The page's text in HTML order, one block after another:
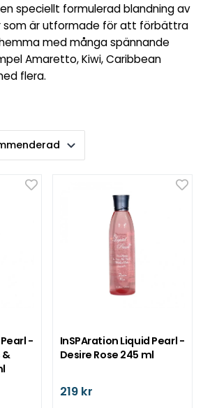
en speciellt formulerad blandning av
är utformade för att förbättra
med många spännande
Amaretto, Kiwi, Caribbean
flera.
-
&
InSPAration Liquid Pearl -
Desire Rose 245 ml
219 kr